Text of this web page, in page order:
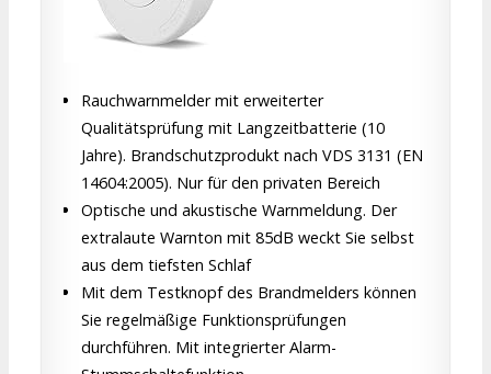
Rauchwarnmelder mit erweiterter
Qualitätsprüfung mit Langzeitbatterie (10
Jahre). Brandschutzprodukt nach VDS 3131 (EN
14604:2005). Nur für den privaten Bereich
Optische und akustische Warnmeldung. Der
extralaute Warnton mit 85dB weckt Sie selbst
aus dem tiefsten Schlaf
Mit dem Testknopf des Brandmelders können
Sie regelmäßige Funktionsprüfungen
durchführen. Mit integrierter Alarm-